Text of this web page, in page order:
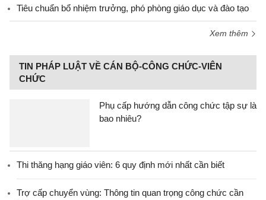
Tiêu chuẩn bổ nhiệm trưởng, phó phòng giáo dục và đào tạo
Xem thêm
TIN PHÁP LUẬT VỀ CÁN BỘ-CÔNG CHỨC-VIÊN
CHỨC
Phụ cấp hướng dẫn công chức tập sự là
bao nhiêu?
Thi thăng hạng giáo viên: 6 quy định mới nhất cần biết
Trợ cấp chuyển vùng: Thông tin quan trọng công chức cần